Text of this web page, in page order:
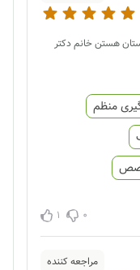
هستن خانم دکتر
منظم
0
1
مراجعه کننده